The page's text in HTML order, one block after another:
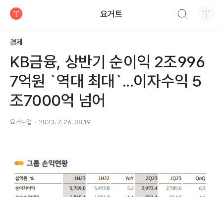
요거트
경제
KB금융, 상반기 순이익 2조996
7억원 `역대 최대`...이자수익 5
조7000억 넘어
요거트앱 2023. 7. 26. 08:19